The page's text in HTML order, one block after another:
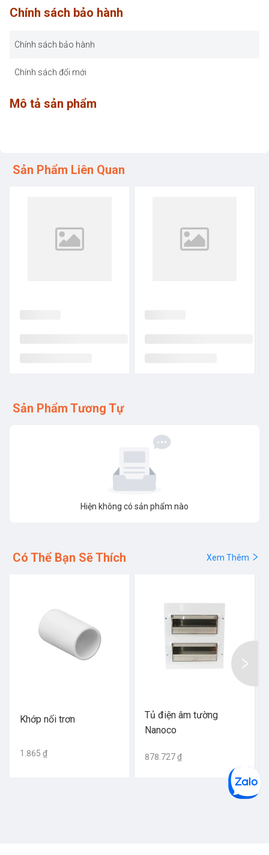
Chính sách bảo hành
Chính sách bảo hành
Chính sách đổi mới
Mô tả sản phẩm
Sản Phẩm Liên Quan
Sản Phẩm Tương Tự
Hiện không có sản phẩm nào
Có Thể Bạn Sẽ Thích Xem Thêm
Khớp nối trơn
1.865 ₫
Tủ điện âm tường
Nanoco
878.727 ₫